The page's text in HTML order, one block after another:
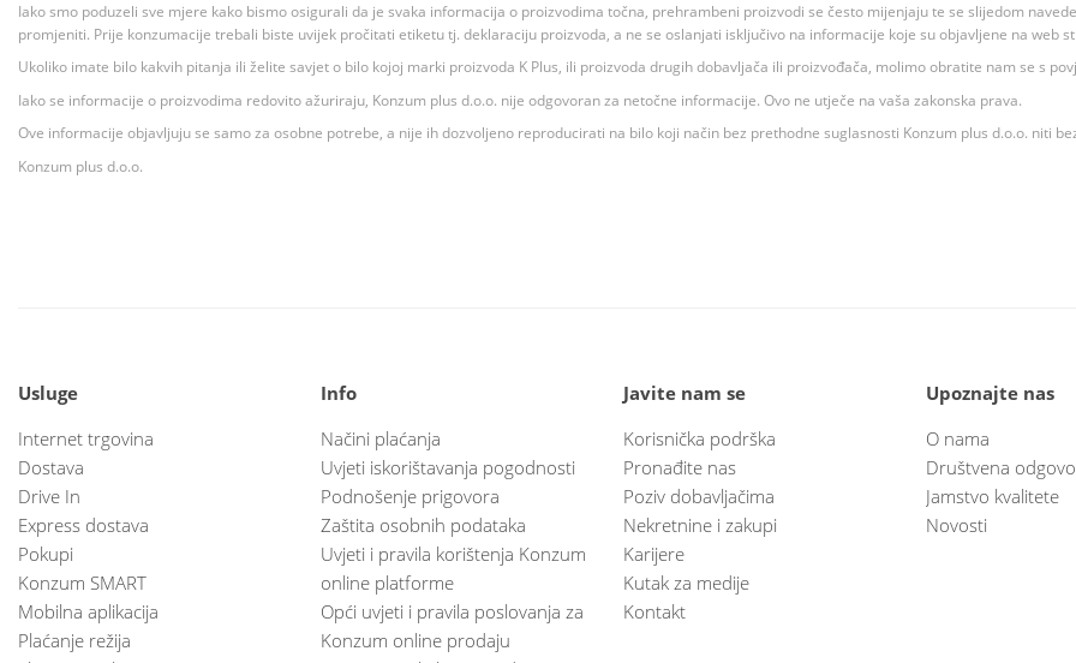
Iako smo poduzeli sve mjere kako bismo osigurali da je svaka informacija o proizvodima točna, prehrambeni proizvodi se često mijenjaju te se slijedom
promjeniti. Prije konzumacije trebali biste uvijek pročitati etiketu tj. deklaraciju proizvoda, a ne se oslanjati isključivo na informacije koje su objavljene na web
Ukoliko imate bilo kakvih pitanja ili želite savjet o bilo kojoj marki proizvoda K Plus, ili proizvoda drugih dobavljača ili proizvođača, molimo obratite nam se s
Iako se informacije o proizvodima redovito ažuriraju, Konzum plus d.o.o. nije odgovoran za netočne informacije. Ovo ne utječe na vaša zakonska prava.
Ove informacije objavljuju se samo za osobne potrebe, a nije ih dozvoljeno reproducirati na bilo koji način bez prethodne suglasnosti Konzum plus d.o.o. niti
Konzum plus d.o.o.
Usluge
Internet trgovina
Dostava
Drive In
Express dostava
Pokupi
Konzum SMART
Mobilna aplikacija
Plaćanje režija
Info
Načini plaćanja
Uvjeti iskorištavanja pogodnosti
Podnošenje prigovora
Zaštita osobnih podataka
Uvjeti i pravila korištenja Konzum
online platforme
Opći uvjeti i pravila poslovanja za
Konzum online prodaju
Javite nam se
Korisnička podrška
Pronađite nas
Poziv dobavljačima
Nekretnine i zakupi
Karijere
Kutak za medije
Kontakt
Upoznajte nas
O nama
Društvena
Jamstvo kvalitete
Novosti